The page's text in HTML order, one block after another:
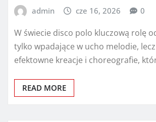
admin cze 16, 2026 0
W świecie disco polo kluczową rolę
tylko wpadające w ucho melodie,
efektowne kreacje i choreografie,
READ MORE